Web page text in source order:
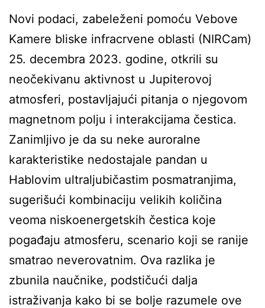
Novi podaci, zabeleženi pomoću Vebove
Kamere bliske infracrvene oblasti (NIRCam)
25. decembra 2023. godine, otkrili su
neočekivanu aktivnost u Jupiterovoj
atmosferi, postavljajući pitanja o njegovom
magnetnom polju i interakcijama čestica.
Zanimljivo je da su neke auroralne
karakteristike nedostajale pandan u
Hablovim ultraljubičastim posmatranjima,
sugerišući kombinaciju velikih količina
veoma niskoenergetskih čestica koje
pogađaju atmosferu, scenario koji se ranije
smatrao neverovatnim. Ova razlika je
zbunila naučnike, podstičući dalja
istraživanja kako bi se bolje razumele ove